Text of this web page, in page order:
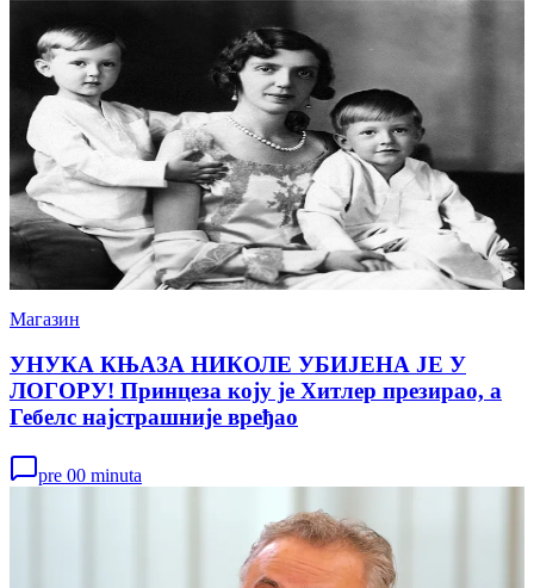
Магазин
УНУКА КЊАЗА НИКОЛЕ УБИЈЕНА ЈЕ У
ЛОГОРУ! Принцеза коју је Хитлер презирао, а
Гебелс најстрашније вређао
pre 00 minuta